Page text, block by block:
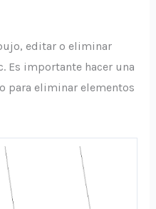
editar o eliminar
Es importante hacer una
para eliminar elementos